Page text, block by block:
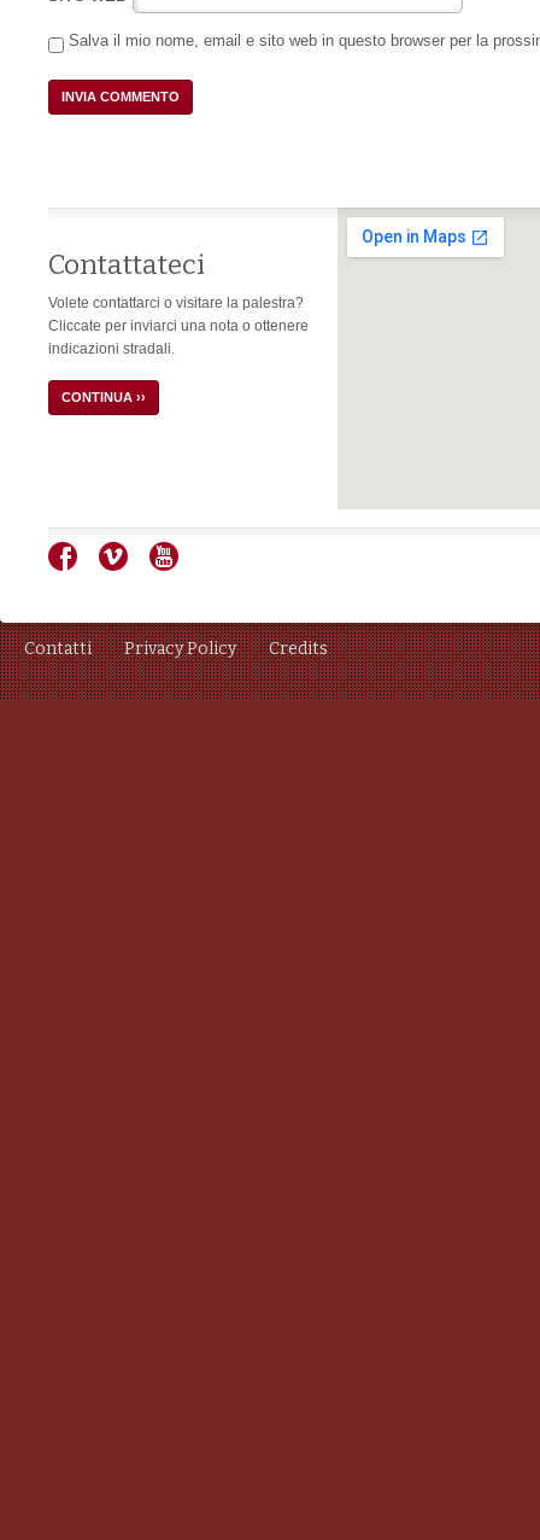
Salva il mio nome, email e sito web in questo browser per la
Contattateci
Volete contattarci o visitare la palestra?
Cliccate per inviarci una nota o ottenere
indicazioni stradali.
CONTINUA ››
Contatti Privacy Policy Credits